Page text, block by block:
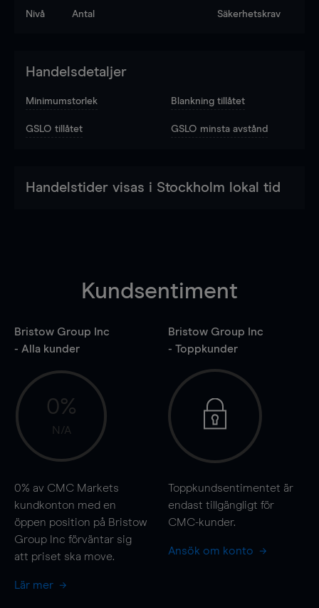
Nivå Antal Säkerhetskrav
Handelsdetaljer
Minimumstorlek Blankning tillåtet
GSLO tillåtet GSLO minsta avstånd
Handelstider visas i Stockholm lokal tid
Kundsentiment
Bristow Group Inc
- Alla kunder
0%
N/A
0% av CMC Markets
kundkonton med en
öppen position på Bristow
Group Inc förväntar sig
att priset ska move.
Lär mer
Bristow Group Inc
- Toppkunder
Toppkundsentimentet är
endast tillgängligt för
CMC-kunder.
Ansök om konto